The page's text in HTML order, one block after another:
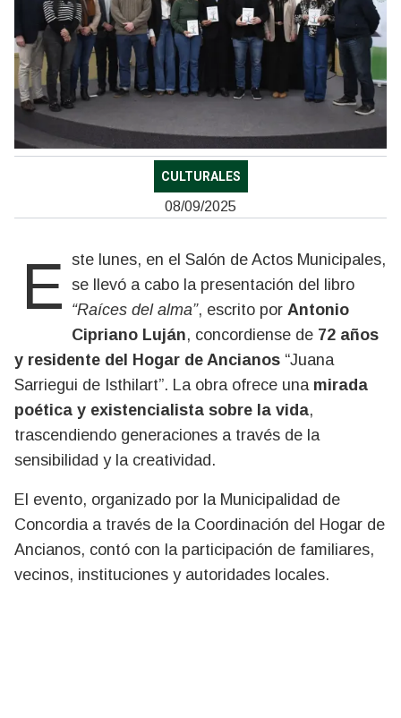
CULTURALES
08/09/2025
Este lunes, en el Salón de Actos Municipales, se llevó a cabo la presentación del libro
“Raíces del alma”, escrito por Antonio
Cipriano Luján, concordiense de 72 años
y residente del Hogar de Ancianos “Juana
Sarriegui de Isthilart”. La obra ofrece una mirada
poética y existencialista sobre la vida,
trascendiendo generaciones a través de la
sensibilidad y la creatividad.
El evento, organizado por la Municipalidad de
Concordia a través de la Coordinación del Hogar de
Ancianos, contó con la participación de familiares,
vecinos, instituciones y autoridades locales.